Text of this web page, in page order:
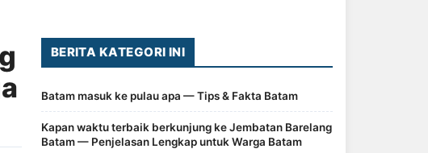
BERITA KATEGORI INI
Batam masuk ke pulau apa — Tips & Fakta Batam
Kapan waktu terbaik berkunjung ke Jembatan Barelang
Batam — Penjelasan Lengkap untuk Warga Batam